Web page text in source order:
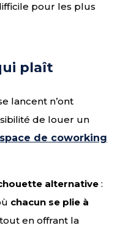
pour les plus
plaît
lancent n’ont
de louer un
de coworking
alternative :
chacun se plie à
tout en offrant la